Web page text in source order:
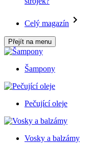
Celý magazín
Přejít na menu
Šampony
Pečující oleje
Vosky a balzámy